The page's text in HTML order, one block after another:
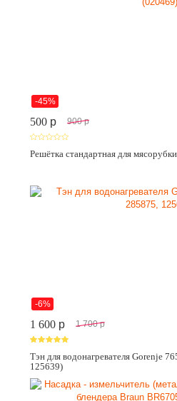
-45%
500 p 900 p
Решётка стандартная для
-6%
1 600 p 1 700 p
Тэн для водонагревателя Gorenje
125639)